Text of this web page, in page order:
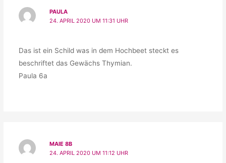
PAULA
24. APRIL 2020 UM 11:31 UHR
Das ist ein Schild was in dem Hochbeet steckt es
beschriftet das Gewächs Thymian.
Paula 6a
MAIE 8B
24. APRIL 2020 UM 11:12 UHR